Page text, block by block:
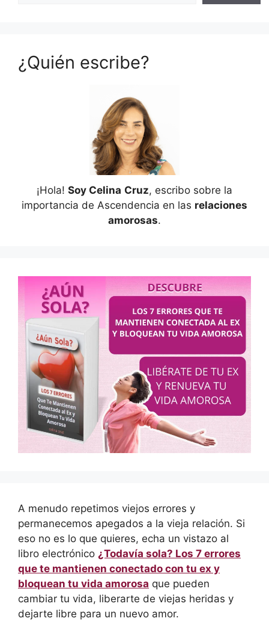
¿Quién escribe?
¡Hola! Soy Celina Cruz, escribo sobre la
importancia de Ascendencia en las relaciones
amorosas.
A menudo repetimos viejos errores y
permanecemos apegados a la vieja relación. Si
eso no es lo que quieres, echa un vistazo al
libro electrónico ¿Todavía sola? Los 7 errores
que te mantienen conectado con tu ex y
bloquean tu vida amorosa que pueden
cambiar tu vida, liberarte de viejas heridas y
dejarte libre para un nuevo amor.